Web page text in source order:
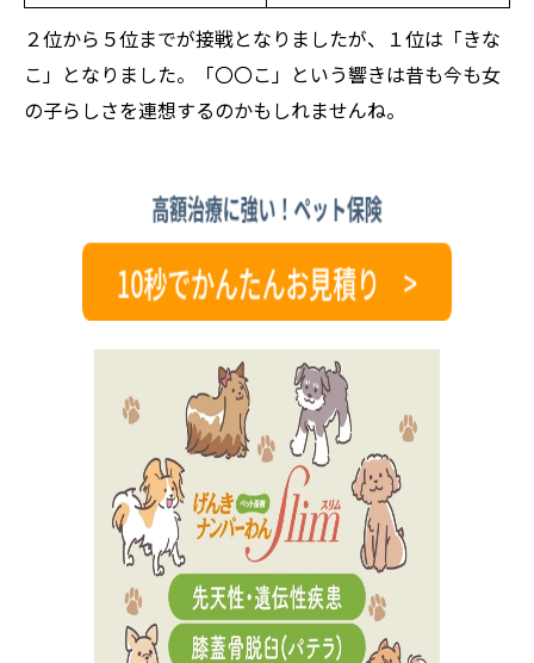
２位から５位までが接戦となりましたが、１位は「きな
こ」となりました。「〇〇こ」という響きは昔も今も女
の子らしさを連想するのかもしれませんね。